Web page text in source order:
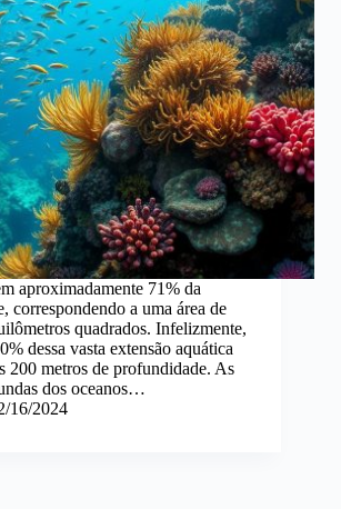
aproximadamente 71% da
correspondendo a uma área de
quadrados. Infelizmente,
dessa vasta extensão aquática
200 metros de profundidade. As
dos oceanos…
16/2024